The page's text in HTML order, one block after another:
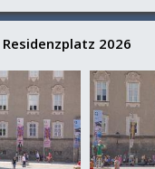
2026